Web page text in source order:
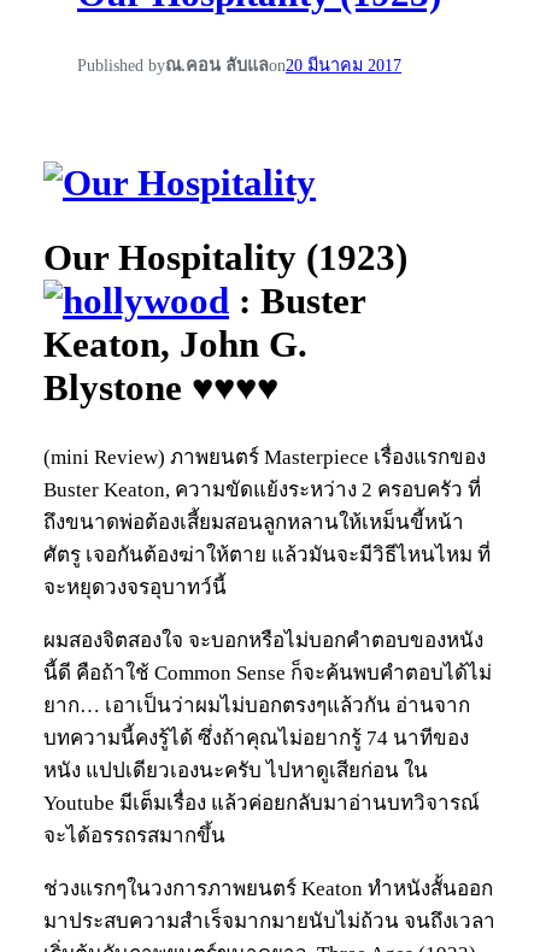
Published byณ.คอน ลับแลon20 มีนาคม 2017
Our Hospitality (1923)
: Buster
Keaton, John G.
Blystone ♥♥♥♥
(mini Review) ภาพยนตร์ Masterpiece เรื่องแรกของ
Buster Keaton, ความขัดแย้งระหว่าง 2 ครอบครัว ที่
ถึงขนาดพ่อต้องเสี้ยมสอนลูกหลานให้เหม็นขี้หน้า
ศัตรู เจอกันต้องฆ่าให้ตาย แล้วมันจะมีวิธีไหนไหม ที่
จะหยุดวงจรอุบาทว์นี้
ผมสองจิตสองใจ จะบอกหรือไม่บอกคำตอบของหนัง
นี้ดี คือถ้าใช้ Common Sense ก็จะค้นพบคำตอบได้ไม่
ยาก… เอาเป็นว่าผมไม่บอกตรงๆแล้วกัน อ่านจาก
บทความนี้คงรู้ได้ ซึ่งถ้าคุณไม่อยากรู้ 74 นาทีของ
หนัง แปปเดียวเองนะครับ ไปหาดูเสียก่อน ใน
Youtube มีเต็มเรื่อง แล้วค่อยกลับมาอ่านบทวิจารณ์
จะได้อรรถรสมากขึ้น
ช่วงแรกๆในวงการภาพยนตร์ Keaton ทำหนังสั้นออก
มาประสบความสำเร็จมากมายนับไม่ถ้วน จนถึงเวลา